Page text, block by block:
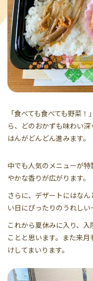
「食べても食べても野菜
ら、どのおかずも味わい
はんがどんどん進みます。
中でも人気のメニューが
やかな香りが広がります。
さらに、デザートにはな
い日にぴったりのうれしい
これから夏休みに入り、
ことと思います。また来
けしてまいります。